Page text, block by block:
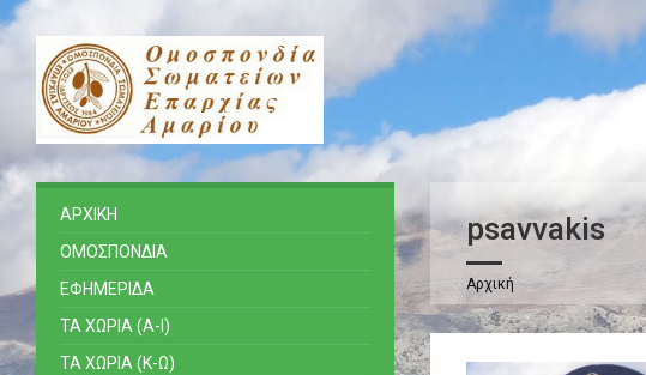
psavvakis
Αρχική
ΑΡΧΙΚΗ
ΟΜΟΣΠΟΝΔΙΑ
ΕΦΗΜΕΡΙΔΑ
ΤΑ ΧΩΡΙΑ (Α-Ι)
ΤΑ ΧΩΡΙΑ (Κ-Ω)